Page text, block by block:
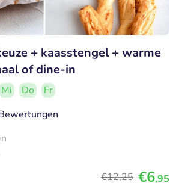
+ kaasstengel + warme
of dine-in
Mi Do
Fr
€12,25 €6,95